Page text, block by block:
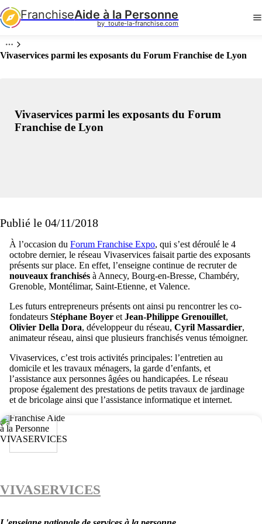
FranchiseAide à la Personne
by  toute-la-franchise.com
Vivaservices parmi les exposants du Forum Franchise de Lyon
Vivaservices parmi les exposants du Forum
Franchise de Lyon
Publié le 04/11/2018
À l’occasion du Forum Franchise Expo, qui s’est déroulé le 4
octobre dernier, le réseau Vivaservices faisait partie des exposants
présents sur place. En effet, l’enseigne continue de recruter de
nouveaux franchisés à Annecy, Bourg-en-Bresse, Chambéry,
Grenoble, Montélimar, Saint-Etienne, et Valence.
Les futurs entrepreneurs présents ont ainsi pu rencontrer les co-
fondateurs Stéphane Boyer et Jean-Philippe Grenouillet,
Olivier Della Dora, développeur du réseau, Cyril Massardier,
animateur réseau, ainsi que plusieurs franchisés venus témoigner.
Vivaservices, c’est trois activités principales: l’entretien au
domicile et les travaux ménagers, la garde d’enfants, et
l’assistance aux personnes âgées ou handicapées. Le réseau
propose également des prestations de petits travaux de jardinage
et de bricolage ainsi que l’assistance informatique et internet.
VIVASERVICES